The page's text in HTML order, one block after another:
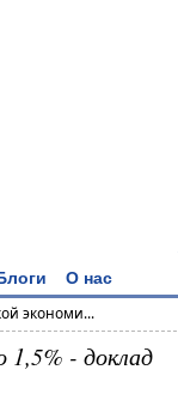
О нас
экономи...
1,5% - доклад